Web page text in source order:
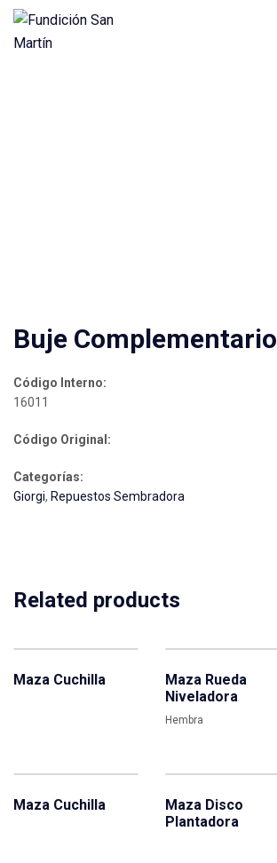
Buje Complementario
Código Interno:
16011
Código Original:
Categorías:
Giorgi, Repuestos Sembradora
Related products
Maza Cuchilla
Maza Rueda
Niveladora
Hembra
Maza Cuchilla
Maza Disco
Plantadora